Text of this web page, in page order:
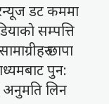
डट कममा
सम्पत्ति
छापा
पुन:
अनुमति लिन